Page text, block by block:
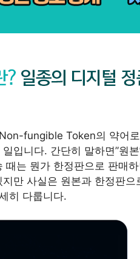
fungible Token의 약어
입니다. 간단히 말하면”원본
는 뭔가 한정판으로 판매
만 사실은 원본과 한정판
히 다룹니다.